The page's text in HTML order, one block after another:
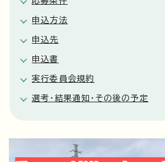
申込方法
申込先
申込書
実行委員会規約
選考・結果通知・その後の予定